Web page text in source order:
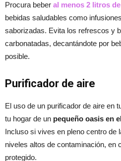
Procura beber al menos 2 litros
bebidas saludables como
saborizadas. Evita los refrescos y
carbonatadas, decantándote por
posible.
Purificador de aire
El uso de un purificador de aire en
tu hogar de un pequeño oasis en
Incluso si vives en pleno centro de
niveles altos de contaminación, en
protegido.